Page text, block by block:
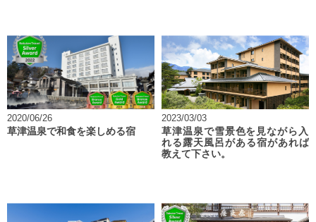
2020/06/26
草津温泉で和食を楽しめる宿
2023/03/03
草津温泉で雪景色を見ながら入
れる露天風呂がある宿があれば
教えて下さい。